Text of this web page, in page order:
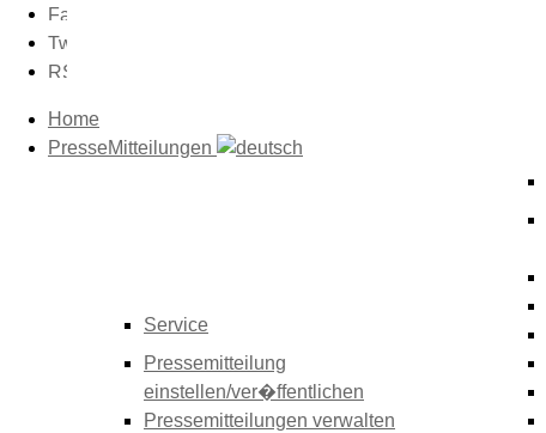
Home
PresseMitteilungen
Service
Pressemitteilung
einstellen/ver�ffentlichen
Pressemitteilungen verwalten